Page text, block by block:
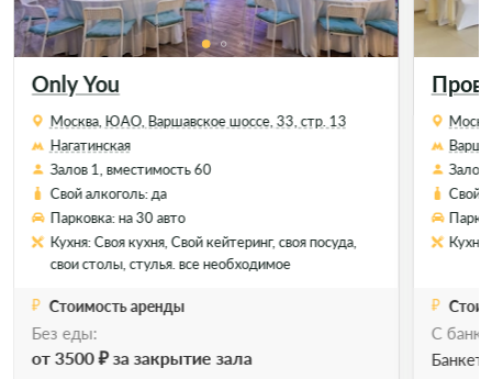
Позвонить
Only You
Москва, ЮАО, Варшавское шоссе, 33, стр. 13
Нагатинская
Залов 1, вместимость 60
Свой алкоголь: да
Парковка: на 30 авто
Кухня: Своя кухня, Свой кейтеринг, своя посуда,
свои столы, стулья. все необходимое
Стоимость аренды
Без еды:
от 3500 ₽ за закрытие зала
Залов
Свой
Кухня:
С
Банкет: